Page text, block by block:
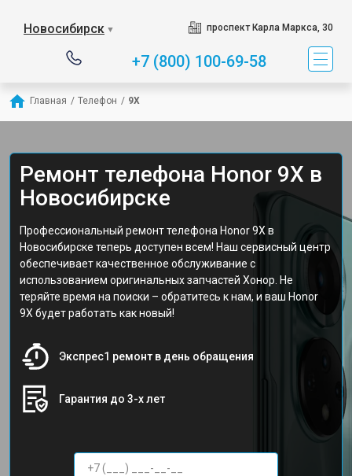
Новосибирск ▼ проспект Карла Маркса, 30
+7 (800) 100-69-58
Главная / Телефон / 9X
Ремонт телефона Honor 9X в
Новосибирске
Профессиональный ремонт телефона Honor 9X в
Новосибирске теперь доступен всем! Наш сервисный центр
обеспечивает качественное обслуживание с
использованием оригинальных запчастей Хонор. Не
теряйте время на поиски – обратитесь к нам, и ваш Honor
9X будет работать как новый!
Экспрес1 ремонт в день обращения
Гарантия до 3-х лет